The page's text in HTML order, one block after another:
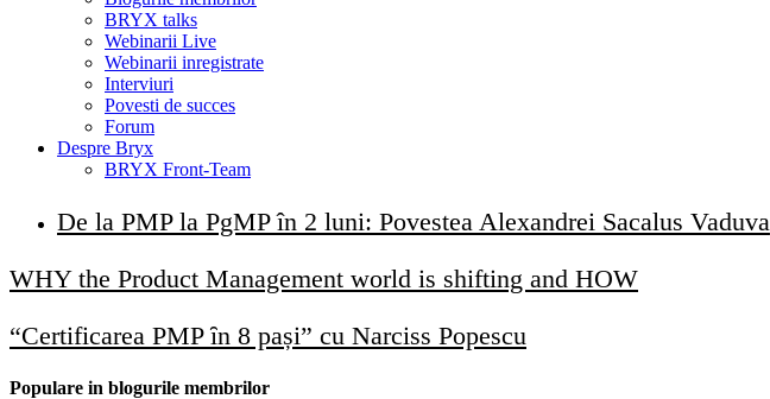
BRYX talks
Webinarii Live
Webinarii inregistrate
Interviuri
Povesti de succes
Forum
Despre Bryx
BRYX Front-Team
De la PMP la PgMP în 2 luni: Povestea Alexandrei Sacalus Vaduva
WHY the Product Management world is shifting and HOW
“Certificarea PMP ȋn 8 pași” cu Narciss Popescu
Populare in blogurile membrilor